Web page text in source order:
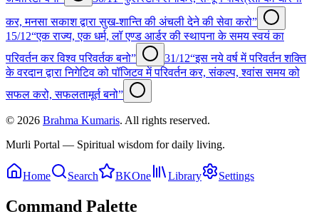
कर, मनसा सकाश द्वारा सुख-शान्ति की अंचली देने की सेवा करो”
15/12“एक राज्य, एक धर्म, लॉ एण्ड आर्डर की स्थापना के समय स्वयं का
परिवर्तन कर विश्व परिवर्तक बनो”
31/12“इस नये वर्ष में परिवर्तन शक्ति
के वरदान द्वारा निगेटिव को पॉजिटव में परिवर्तन कर, संकल्प, श्वांस समय को
सफल करो, सफलतामूर्त बनो”
© 2026 Brahma Kumaris. All rights reserved.
Murli Portal — Spiritual wisdom for daily living.
Home Search BKOne Library Settings
Command Palette